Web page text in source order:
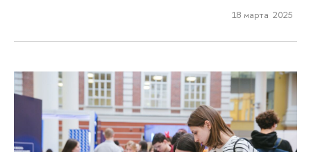
18 марта 2025